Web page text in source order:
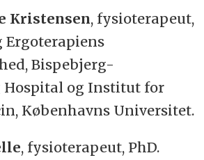
Kristensen, fysioterapeut,
Ergoterapiens
Bispebjerg-
Hospital og Institut for
Københavns Universitet.
, fysioterapeut, PhD.